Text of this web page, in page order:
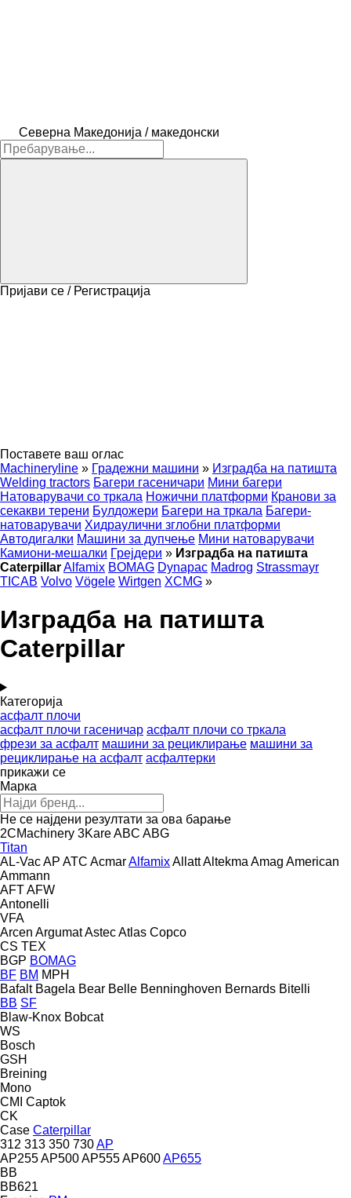
Северна Македонија / македонски
Пријави се / Регистрација
Поставете ваш оглас
Machineryline » Градежни машини » Изградба на патишта
Welding tractors Багери гасеничари Мини багери
Натоварувачи со тркала Ножични платформи Кранови за
секакви терени Булдожери Багери на тркала Багери-
натоварувачи Хидраулични зглобни платформи
Автодигалки Машини за дупчење Мини натоварувачи
Камиони-мешалки Грејдери » Изградба на патишта
CaterpillarAlfamix BOMAG Dynapac Madrog Strassmayr
TICAB Volvo Vögele Wirtgen XCMG »
Изградба на патишта
Caterpillar
Категорија
асфалт плочи
асфалт плочи гасеничар асфалт плочи со тркала
фрези за асфалт машини за рециклирање машини за
рециклирање на асфалт асфалтерки
прикажи се
Марка
Не се најдени резултати за ова барање
2CMachinery 3KareABC ABG
Titan
AL-VacAP ATC AcmarAlfamixAllattAltekma Amag American
Ammann
AFTAFW
Antonelli
VFA
Arcen ArgumatAstecAtlas Copco
CS TEX
BGP BOMAG
BF BM MPH
Bafalt Bagela Bear Belle Benninghoven Bernards Bitelli
BB SF
Blaw-Knox Bobcat
WS
Bosch
GSH
Breining
Mono
CMI Captok
CK
Case Caterpillar
312 313 350 730AP
AP255AP500AP555AP600AP655
BB
BB621